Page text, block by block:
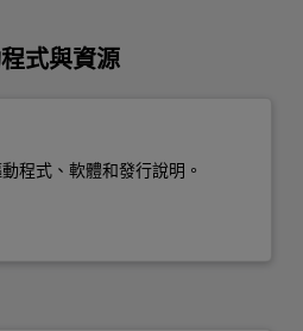
式與資源
程式、軟體和發行說明。